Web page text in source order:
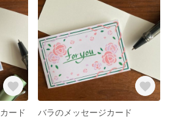
ード
バラのメッセージカード